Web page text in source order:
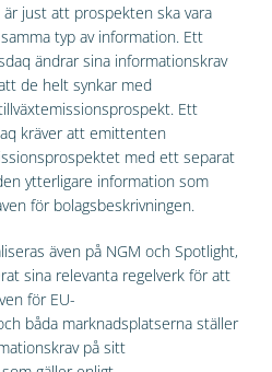
just att prospekten ska vara
typ av information. Ett
ändrar sina informationskrav
de helt synkar med
Ett
kräver att emittenten
med ett separat
ytterligare information som
för bolagsbeskrivningen.
även på NGM och Spotlight,
sina relevanta regelverk för att
för EU-
båda marknadsplatserna ställer
på sitt